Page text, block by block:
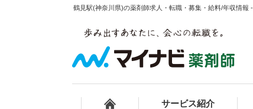
鶴見駅(神奈川県)の薬剤師求人・転職・募集・給料/年収情報
サービス紹介